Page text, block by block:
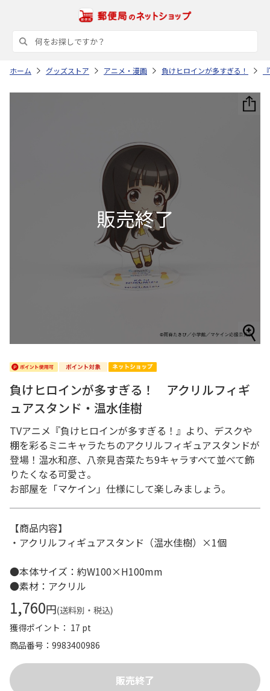
ホーム グッズストア アニメ・漫画 負けヒロインが多すぎる！
負けヒロインが多すぎる！ アクリルフィギ
ュアスタンド・温水佳樹
TVアニメ『負けヒロインが多すぎる！』より、デスクや
棚を彩るミニキャラたちのアクリルフィギュアスタンドが
登場！温水和彦、八奈見杏菜たち9キャラすべて並べて飾
りたくなる可愛さ。
お部屋を「マケイン」仕様にして楽しみましょう。
【商品内容】
・アクリルフィギュアスタンド（温水佳樹）×1個
●本体サイズ：約W100×H100mm
●素材：アクリル
1,760円(送料別・税込)
獲得ポイント： 17 pt
商品番号
9983400986